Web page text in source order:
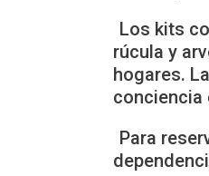
Los kits
rúcula y
hogares.
conciencia
Para